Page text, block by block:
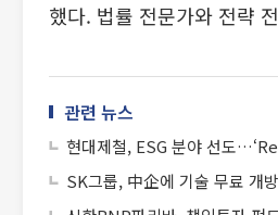
했다. 법률 전문가와 전략
관련 뉴스
현대제철, ESG 분야 선도
SK그룹, 中企에 기술 무료 개